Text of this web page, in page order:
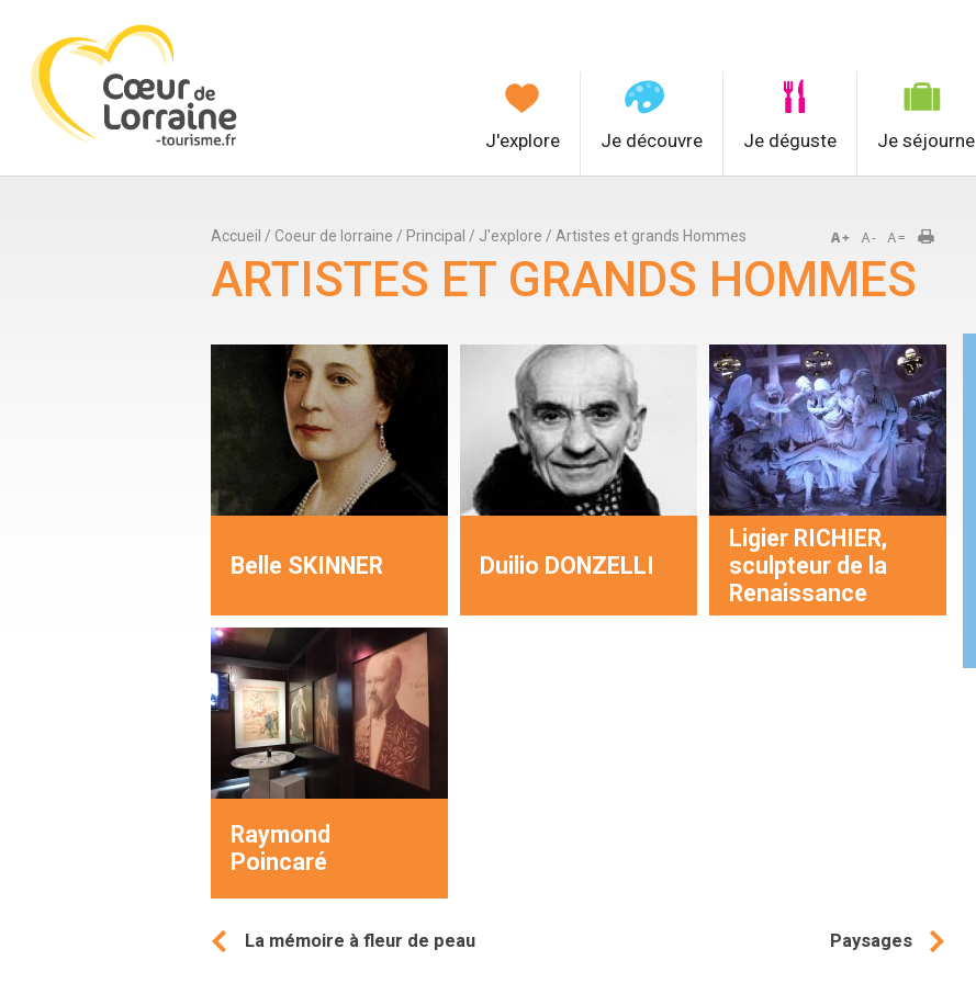
J'explore Je découvre Je déguste Je séjourne
Accueil / Coeur de lorraine / Principal / J'explore / Artistes et grands Hommes
ARTISTES ET GRANDS HOMMES
Belle SKINNER Duilio DONZELLI
Ligier RICHIER,
sculpteur de la
Renaissance
Raymond
Poincaré
La mémoire à fleur de peau Paysages